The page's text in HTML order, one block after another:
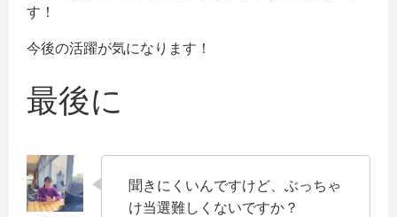
す！
今後の活躍が気になります！
最後に
聞きにくいんですけど、ぶっちゃ
け当選難しくないですか？